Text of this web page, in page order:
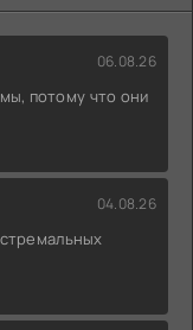
06.08.26
потому что они
04.08.26